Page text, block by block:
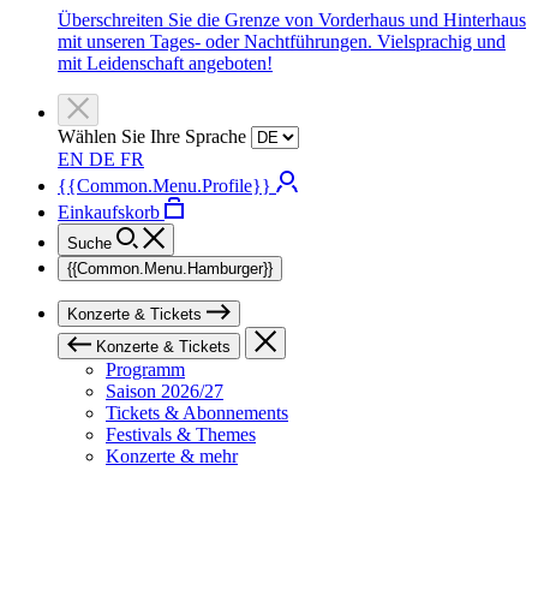
Überschreiten Sie die Grenze von Vorderhaus und Hinterhaus
mit unseren Tages- oder Nachtführungen. Vielsprachig und
mit Leidenschaft angeboten!
Wählen Sie Ihre Sprache
EN DE FR
{{Common.Menu.Profile}}
Einkaufskorb
Suche
{{Common.Menu.Hamburger}}
Konzerte & Tickets
Konzerte & Tickets
Programm
Saison 2026/27
Tickets & Abonnements
Festivals & Themes
Konzerte & mehr